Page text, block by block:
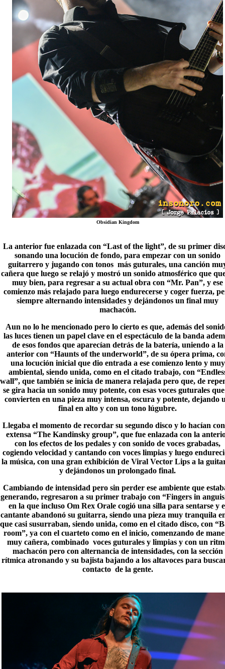
Obsidian Kingdom
La anterior fue enlazada con “Last of the light”, de su primer
sonando una locución de fondo, para empezar con un sonido
guitarrero y jugando con tonos más guturales, una canción
cañera que luego se relajó y mostró un sonido atmosférico que
muy bien, para regresar a su actual obra con “Mr. Pan”, y ese
comienzo más relajado para luego endurecerse y coger fuerza,
siempre alternando intensidades y dejándonos un final muy
machacón.
Aun no lo he mencionado pero lo cierto es que, además del
las luces tienen un papel clave en el espectáculo de la banda
de esos fondos que aparecían detrás de la batería, uniendo a la
anterior con “Haunts of the underworld”, de su ópera prima,
una locución inicial que dio entrada a ese comienzo lento y muy
ambiental, siendo unida, como en el citado trabajo, con
wall”, que también se inicia de manera relajada pero que, de
se gira hacia un sonido muy potente, con esas voces guturales
convierten en una pieza muy intensa, oscura y potente, dejando
final en alto y con un tono lúgubre.
Llegaba el momento de recordar su segundo disco y lo hacían
extensa “The Kandinsky group”, que fue enlazada con la
con los efectos de los pedales y con sonido de voces grabadas,
cogiendo velocidad y cantando con voces limpias y luego
la música, con una gran exhibición de Viral Vector Lips a la
y dejándonos un prolongado final.
Cambiando de intensidad pero sin perder ese ambiente que
generando, regresaron a su primer trabajo con “Fingers in
en la que incluso Om Rex Orale cogió una silla para sentarse y
cantante abandonó su guitarra, siendo una pieza muy tranquila
que casi susurraban, siendo unida, como en el citado disco, con
room”, ya con el cuarteto como en el inicio, comenzando de
muy cañera, combinado voces guturales y limpias y con un
machacón pero con alternancia de intensidades, con la sección
rítmica atronando y su bajista bajando a los altavoces para
contacto de la gente.